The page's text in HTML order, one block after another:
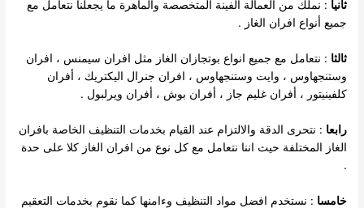
ثانيا : نملك من العمالة الفينة المتخصصة والماهرة ما يجعلنا نتعامل مع
جميع أنواع افران الغاز .
ثالثا : نتعامل مع جميع انواع بوتجازان الغاز مثل افران سيمنس ، افران
وستنجهاوس ، وايت وستنجهاوس ، افران جنرال اليكتريك ، أفران
كلفينيتور ، أفران غليم جاز ، أفران بوش ، أفران ويرلبول .
رابعا : نتحرى الدقة والالتزام عند القيام بخدمات التنظيف الخاصة بافران
الغاز المختلفة حيث اننا نتعامل مع كل نوع من افران الغاز كلا على حدة
.
خامسا : نستخدم افضل مواد التنظيف وءامنها كما نقوم بخدمات التعقيم